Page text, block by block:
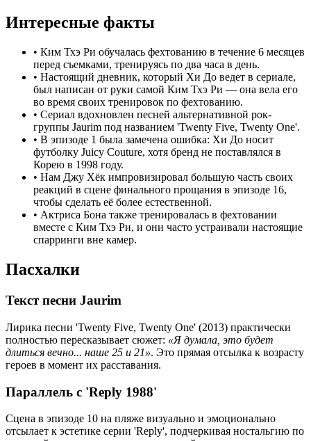
Интересные факты
• Ким Тхэ Ри обучалась фехтованию в течение 6 месяцев
перед съемками, тренируясь по два часа в день.
• Настоящий дневник, который Хи До ведет в сериале,
был написан от руки самой Ким Тхэ Ри — она вела его
во время своих тренировок по фехтованию.
• Сериал вдохновлен песней альтернативной рок-
группы Jaurim под названием 'Twenty Five, Twenty One'.
• В эпизоде 1 была замечена ошибка: Хи До носит
футболку Juicy Couture, хотя бренд не поставлялся в
Корею в 1998 году.
• Нам Джу Хёк импровизировал большую часть своих
реакций в сцене финального прощания в эпизоде 16,
чтобы сделать её более естественной.
• Актриса Бона также тренировалась в фехтовании
вместе с Ким Тхэ Ри, и они часто устраивали настоящие
спарринги вне камер.
Пасхалки
Текст песни Jaurim
Лирика песни 'Twenty Five, Twenty One' (2013) практически
полностью пересказывает сюжет: «Я думала, это будет
длиться вечно... наше 25 и 21». Это прямая отсылка к возрасту
героев в момент их расставания.
Параллель с 'Reply 1988'
Сцена в эпизоде 10 на пляже визуально и эмоционально
отсылает к эстетике серии 'Reply', подчеркивая ностальгию по